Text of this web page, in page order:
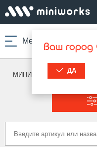
Меню Ваш город
ДА
МИНИВОРКС ПРО /